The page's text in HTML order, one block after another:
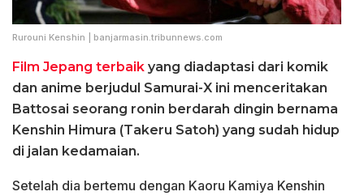
Rurouni Kenshin | banjarmasin.tribunnews.com
Film Jepang terbaik yang diadaptasi dari komik
dan anime berjudul Samurai-X ini menceritakan
Battosai seorang ronin berdarah dingin bernama
Kenshin Himura (Takeru Satoh) yang sudah hidup
di jalan kedamaian.
Setelah dia bertemu dengan Kaoru Kamiya Kenshin